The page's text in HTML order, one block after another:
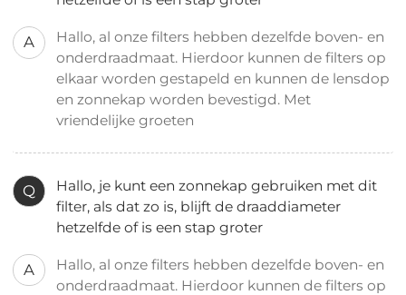
A
Hallo, al onze filters hebben dezelfde boven- en
onderdraadmaat. Hierdoor kunnen de filters op
elkaar worden gestapeld en kunnen de lensdop
en zonnekap worden bevestigd. Met
vriendelijke groeten
Q
Hallo, je kunt een zonnekap gebruiken met dit
filter, als dat zo is, blijft de draaddiameter
hetzelfde of is een stap groter
A
Hallo, al onze filters hebben dezelfde boven- en
onderdraadmaat. Hierdoor kunnen de filters op